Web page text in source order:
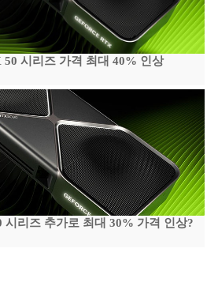
시리즈 가격 최대 40% 인상
시리즈 추가로 최대 30% 가격 인상?